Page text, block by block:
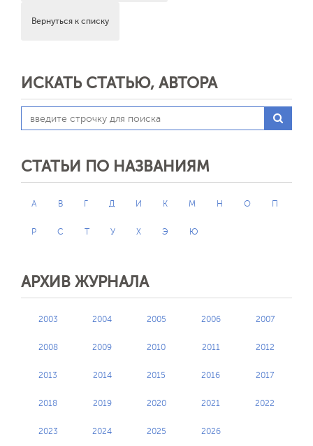
Вернуться к списку
ИСКАТЬ СТАТЬЮ, АВТОРА
СТАТЬИ ПО НАЗВАНИЯМ
А В Г Д И К М Н О П
Р С Т У Х Э Ю
АРХИВ ЖУРНАЛА
2003 2004 2005 2006 2007
2008 2009 2010 2011 2012
2013 2014 2015 2016 2017
2018 2019 2020 2021 2022
2023 2024 2025 2026